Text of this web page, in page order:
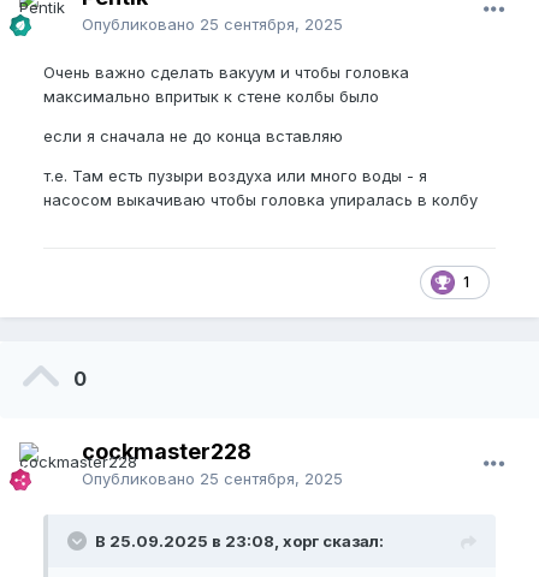
Опубликовано 25 сентября, 2025
Очень важно сделать вакуум и чтобы головка
максимально впритык к стене колбы было
если я сначала не до конца вставляю
т.е. Там есть пузыри воздуха или много воды - я
насосом выкачиваю чтобы головка упиралась в колбу
1
0
cockmaster228
Опубликовано 25 сентября, 2025
В 25.09.2025 в 23:08, хорг сказал: